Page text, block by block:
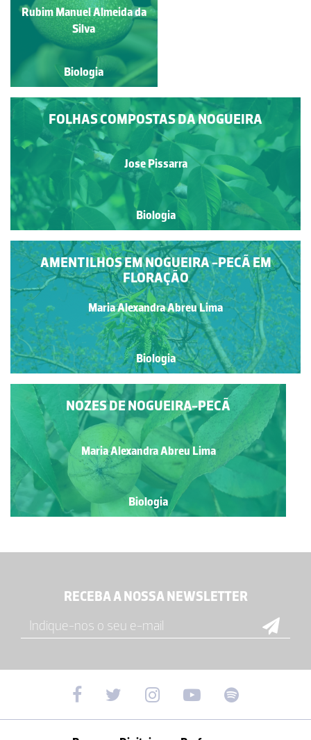
Alexandra Nobre
Biologia
Rubim Manuel Almeida da
Silva
Biologia
FOLHAS COMPOSTAS DA NOGUEIRA
Jose Pissarra
Biologia
AMENTILHOS EM NOGUEIRA -PECÃ EM
FLORAÇÃO
Maria Alexandra Abreu Lima
Biologia
NOZES DE NOGUEIRA-PECÃ
Maria Alexandra Abreu Lima
Biologia
RECEBA A NOSSA NEWSLETTER